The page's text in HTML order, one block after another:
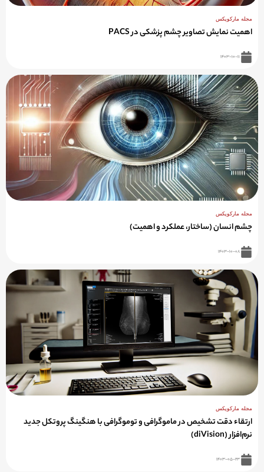
مجله مارکوپکس
اهمیت نمایش تصاویر چشم پزشکی در PACS
مجله مارکوپکس
چشم انسان (ساختار، عملکرد و اهمیت)
مجله مارکوپکس
ارتقاء دقت تشخیص در ماموگرافی و توموگرافی با هنگینگ پروتکل جدید
نرم‌افزار (diVision)